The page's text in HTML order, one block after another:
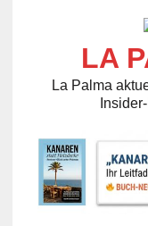
LA
La Palma